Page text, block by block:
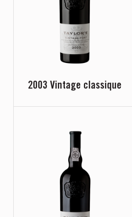
2003 Vintage classique